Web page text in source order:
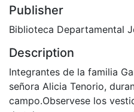
Publisher
Biblioteca Departamental
Description
Integrantes de la familia
señora Alicia Tenorio,
campo.Observese los